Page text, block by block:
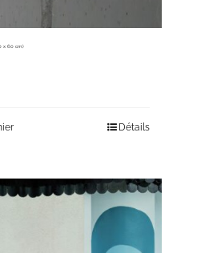
x 60 cm)
Détails